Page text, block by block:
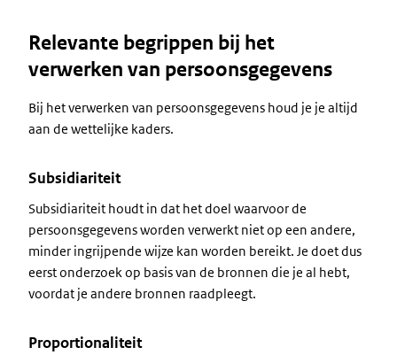
Relevante begrippen bij het
verwerken van persoonsgegevens
Bij het verwerken van persoonsgegevens houd je je altijd
aan de wettelijke kaders.
Subsidiariteit
Subsidiariteit houdt in dat het doel waarvoor de
persoonsgegevens worden verwerkt niet op een andere,
minder ingrijpende wijze kan worden bereikt. Je doet dus
eerst onderzoek op basis van de bronnen die je al hebt,
voordat je andere bronnen raadpleegt.
Proportionaliteit